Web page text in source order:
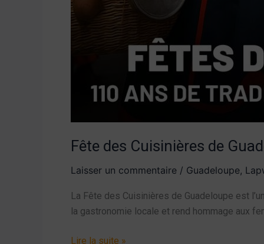
Fête des Cuisinières de
Laisser un commentaire / Guadeloupe,
La Fête des Cuisinières de Guadeloupe est
la gastronomie locale et rend hommage aux
Lire la suite »